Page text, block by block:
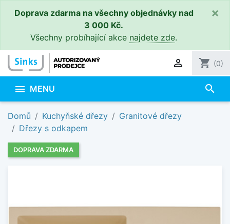
Doprava zdarma na všechny objednávky nad
3 000 Kč.
Všechny probíhající akce najdete zde.
×
 shopping_cart (0)
 MENU search
Domů Kuchyňské dřezy
Granitové dřezy
Dřezy s odkapem
DOPRAVA ZDARMA